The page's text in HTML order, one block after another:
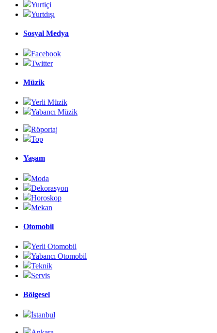
Yurtiçi
Yurtdışı
Sosyal Medya
Facebook
Twitter
Müzik
Yerli Müzik
Yabancı Müzik
Röportaj
Top
Yaşam
Moda
Dekorasyon
Horoskop
Mekan
Otomobil
Yerli Otomobil
Yabancı Otomobil
Teknik
Servis
Bölgesel
İstanbul